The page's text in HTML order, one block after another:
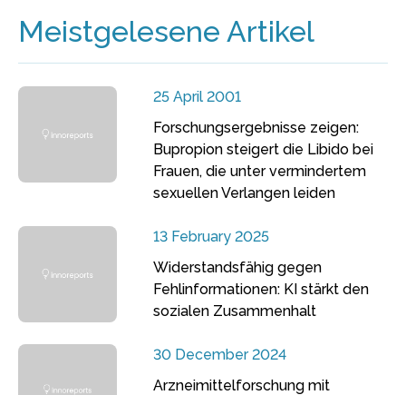
Meistgelesene Artikel
25 April 2001
Forschungsergebnisse zeigen:
Bupropion steigert die Libido bei
Frauen, die unter vermindertem
sexuellen Verlangen leiden
13 February 2025
Widerstandsfähig gegen
Fehlinformationen: KI stärkt den
sozialen Zusammenhalt
30 December 2024
Arzneimittelforschung mit